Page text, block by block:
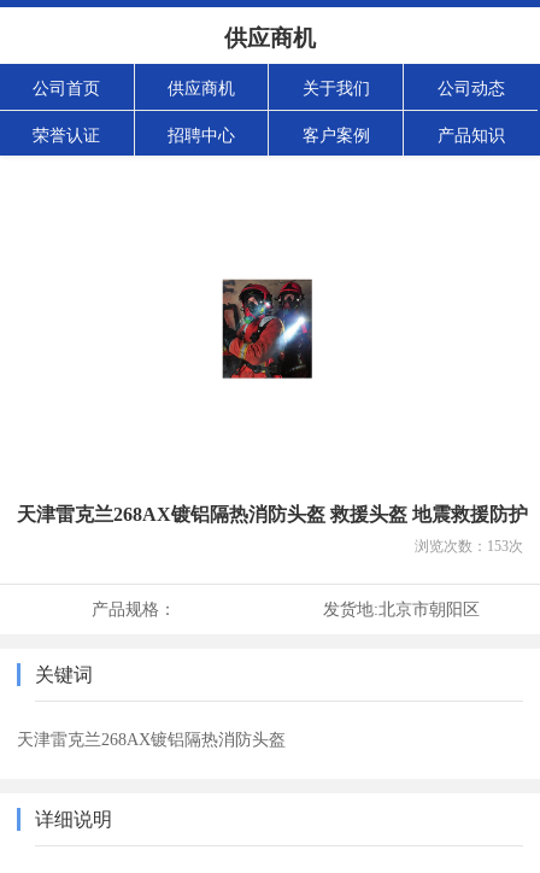
供应商机
公司首页 供应商机 关于我们 公司动态
荣誉认证 招聘中心 客户案例 产品知识
天津雷克兰268AX镀铝隔热消防头盔 救援头盔 地震救援防护
浏览次数： 153次
产品规格： 发货地:北京市朝阳区
关键词
天津雷克兰268AX镀铝隔热消防头盔
详细说明